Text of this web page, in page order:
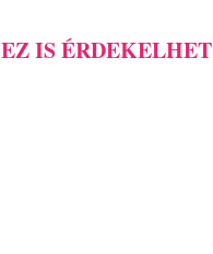
EZ IS ÉRDEKELHET